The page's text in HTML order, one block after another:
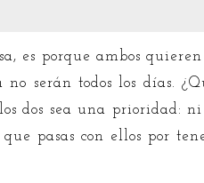
es porque ambos
no serán todos los días.
dos sea una prioridad:
pasas con ellos por